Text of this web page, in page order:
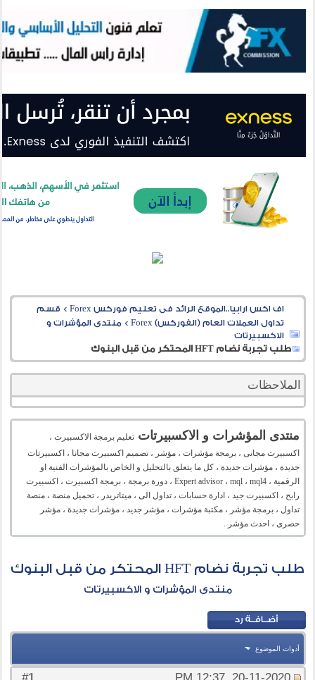
اف اكس ارابيا..الموقع الرائد فى تعليم فوركس Forex > قسم
تداول العملات العام (الفوركس) Forex
> منتدى المؤشرات و
الاكسبيرتات
طلب تجربة نضام HFT المحتكر من قبل البنوك
الملاحظات
منتدى المؤشرات و الاكسبيرتات تعليم برمجة الاكسبيرت ،
اكسبيرت مجانى ، برمجة مؤشرات ، مؤشر ، تصميم اكسبيرت مجانا ، اكسبيرتات
جديدة ، مؤشرات جديدة ، كل ما يتعلق بالتحليل و الخاص بالمؤشرات الفنية او
الرقمية ، Expert advisor ، mql ، mql4 ، دورة برمجة ، برمجة اكسبيرت ، اكسبيرت
رابح ، اكسبيرت جيد ، ادارة حسابات ، تداول الى ، ميتاتريدر ، تحميل منصة ، منصة
تداول ، برمجة مؤشر ، مكتبة مؤشرات ، مؤشر جديد ، مؤشرات جديدة ، مؤشر
حصرى ، احدث مؤشر .
طلب تجربة نضام HFT المحتكر من قبل البنوك
منتدى المؤشرات و الاكسبيرتات
أدوات الموضوع